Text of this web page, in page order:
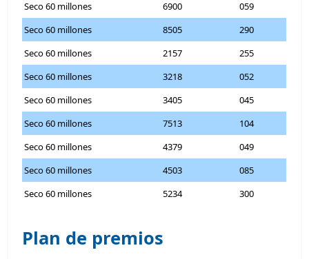
Seco 60 millones 6900
059
Seco 60 millones
8505
290
Seco 60 millones
2157
255
Seco 60 millones
3218
052
Seco 60 millones
3405
045
Seco 60 millones
7513
104
Seco 60 millones
4379
049
Seco 60 millones
4503
085
Seco 60 millones
5234 300
Plan de premios